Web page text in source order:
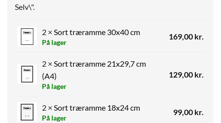
Selv\".
2 × Sort træramme 30x40 cm
På lager
169,00 kr.
2 × Sort træramme 21x29,7 cm
(A4)
På lager
129,00 kr.
2 × Sort træramme 18x24 cm
På lager
99,00 kr.